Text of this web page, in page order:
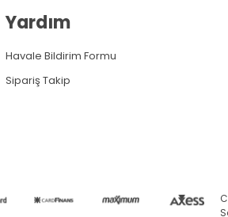
Yardım
Havale Bildirim Formu
Sipariş Takip